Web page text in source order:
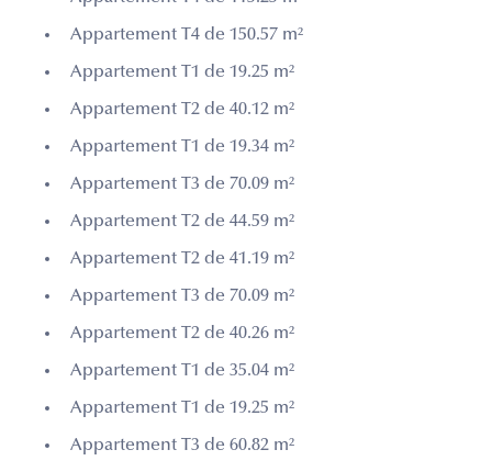
Appartement T4 de 150.57 m²
Appartement T1 de 19.25 m²
Appartement T2 de 40.12 m²
Appartement T1 de 19.34 m²
Appartement T3 de 70.09 m²
Appartement T2 de 44.59 m²
Appartement T2 de 41.19 m²
Appartement T3 de 70.09 m²
Appartement T2 de 40.26 m²
Appartement T1 de 35.04 m²
Appartement T1 de 19.25 m²
Appartement T3 de 60.82 m²